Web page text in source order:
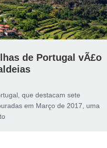
de Portugal vÃ£o
que destacam sete
em Março de 2017, uma